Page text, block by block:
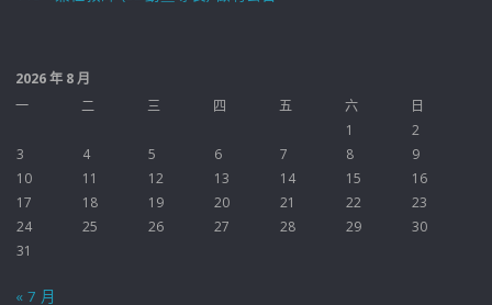
2026 年 8 月
一
二 三 四 五 六
日
1
2
3
4 5 6 7 8
9
10
11 12 13 14 15
16
17
18 19 20 21 22
23
24
25 26 27 28 29
30
31
« 7 月